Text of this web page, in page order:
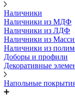
Наличники
Наличники из МДФ
Наличники из ЛДФ
Наличники из
Наличники из
Доборы и профили
Декоративные
Напольные